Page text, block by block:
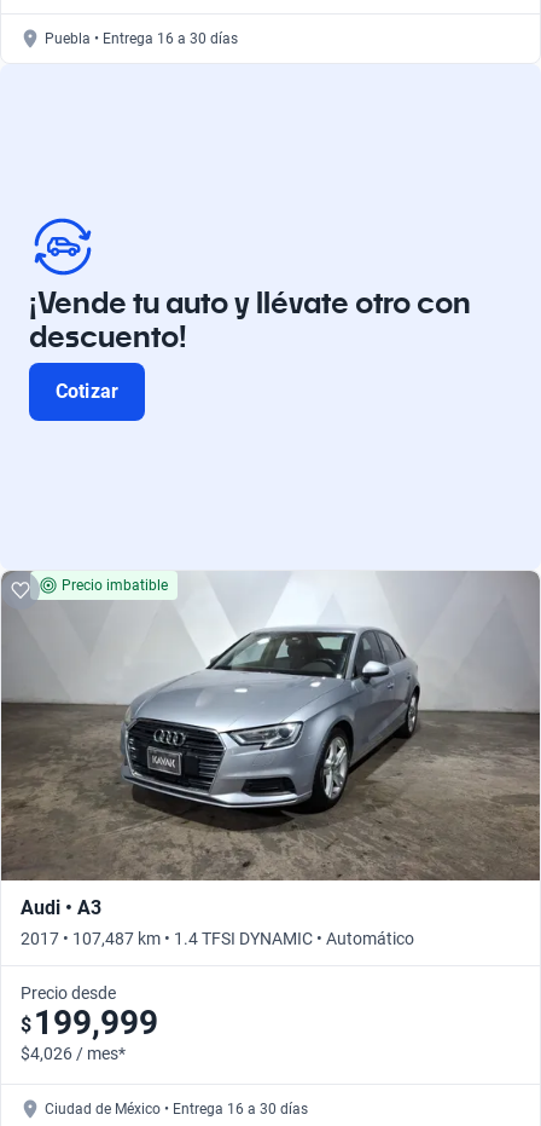
Puebla • Entrega 16 a 30 días
¡Vende tu auto y llévate otro con
descuento!
Cotizar
Precio imbatible
Audi • A3
2017 • 107,487 km • 1.4 TFSI DYNAMIC • Automático
Precio desde
$ 199,999
$4,026 / mes*
Ciudad de México • Entrega 16 a 30 días